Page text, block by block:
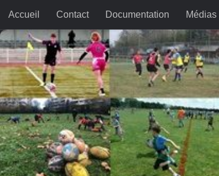
Skip to content
Accueil Contact Documentation Médias